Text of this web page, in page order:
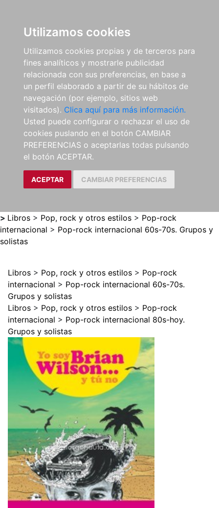
Utilizamos cookies
Utilizamos cookies propias y de terceros para
fines analíticos y mostrarle publicidad
relacionada con sus preferencias, en base a
un perfil elaborado a partir de su hábitos de
navegación (por ejemplo, sitios web
visitados). Clica aquí para más información.
Usted puede configurar o rechazar el uso de
cookies puslando en el botón CAMBIAR
PREFERENCIAS o aceptarlas todas pulsando
el botón ACEPTAR.
ACEPTAR CAMBIAR PREFERENCIAS
> Libros > Pop, rock y otros estilos > Pop-rock
internacional > Pop-rock internacional 60s-70s. Grupos y
solistas
Libros > Pop, rock y otros estilos > Pop-rock
internacional > Pop-rock internacional 60s-70s.
Grupos y solistas
Libros > Pop, rock y otros estilos > Pop-rock
internacional > Pop-rock internacional 80s-hoy.
Grupos y solistas